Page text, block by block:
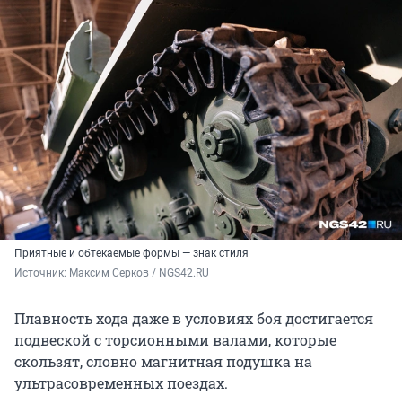
Приятные и обтекаемые формы — знак стиля
Источник: Максим Серков / NGS42.RU
Плавность хода даже в условиях боя достигается
подвеской с торсионными валами, которые
скользят, словно магнитная подушка на
ультрасовременных поездах.